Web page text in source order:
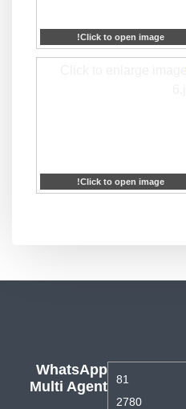
Click to open image!
Click to open image!
81
2780
WhatsApp
Multi Agent